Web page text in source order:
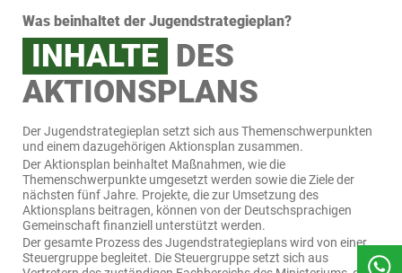
Was beinhaltet der Jugendstrategieplan?
INHALTE DES
AKTIONSPLANS
Der Jugendstrategieplan setzt sich aus Themenschwerpunkten
und einem dazugehörigen Aktionsplan zusammen.
Der Aktionsplan beinhaltet Maßnahmen, wie die
Themenschwerpunkte umgesetzt werden sowie die Ziele der
nächsten fünf Jahre. Projekte, die zur Umsetzung des
Aktionsplans beitragen, können von der Deutschsprachigen
Gemeinschaft finanziell unterstützt werden.
Der gesamte Prozess des Jugendstrategieplans wird von einer
Steuergruppe begleitet. Die Steuergruppe setzt sich aus